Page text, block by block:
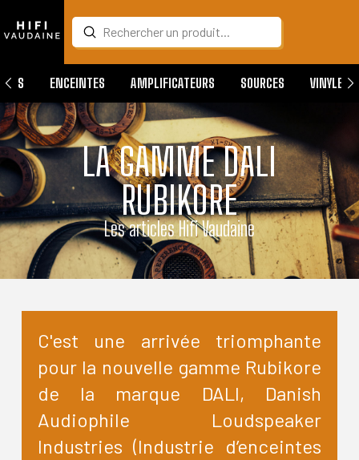
Search
Submit
ENCEINTES AMPLIFICATEURS SOURCES VINYLES
LA GAMME DALI
RUBIKORE
Les articles Hifi Vaudaine
C'est une arrivée triomphante
pour la nouvelle gamme Rubikore
de la marque DALI, Danish
Audiophile Loudspeaker
Industries (Industrie d’enceintes